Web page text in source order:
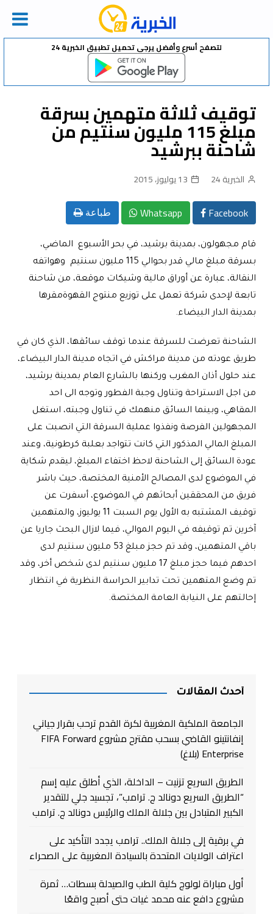
Skip
لتصفح أسرع وأفضل يرجى تحميل تطبيق الخبرية 24
توقيف ثلاثة متهمين بسرقة
مبلغ 115 مليون سنتيم من
شاحنة ببرشيد
الخبرية 24 13 يوليوز، 2015
Facebook
Whatsapp طباعة
قام مجهولون، بمدينة برشيد، في بحر الأسبوع الماضي،
بسرقة مبلغ مالي قدر بحوالي 115 مليون سنتيم وهواتفه
النقالة، عبارة عن أوراق مالية وشيكات موقعة، من شاحنة
تابعة لإحدى شركة تعمل على توزيع منتوج القهوةمقرها
بمدينة الدار البيضاء.
الشاحنة تعرضت للسرقة عندما توقف سائقها، الذي كان في
طريق عودته من مدينة مراكش في اتجاه مدينة الدار البيضاء،
عند حلول أذان المغرب وركنها بالشارع العام بمدينة برشيد،
من اجل الاستراحة وتناول وجبة الفطور وتوجه الى احد
المقاهي، وبينما السائق منهمك في تناول وجبته، استغل
المجهولين الفرصة ونفذوا عملية السرقة التي انصبت على
المبلغ المالي المذكور التي كانت تتواجد بعلبة كرطونية، وعند
عودة السائق إلى الشاحنة لاحظ اختفاء المبلغ، ليقدم شكاية
في الموضوع لدى المصالح الأمنية المختصة، حيث باشر
فريق من المحققين أبحاثهم في الموضوع، أسفرت عن
توقيف المشتبه به الأول يوم السبت 11 يوليوز، والمتهمين
آخرين تم توقيفه في اليوم الموالي، فيما لازال البحث جاريا عن
باقي المتهمين، وقد تم حجز مبلغ 53 مليون سنتيم لدى
احدهم فيما حجز مبلغ 17 مليون سنتيم لدى شخص أخر، وقد
تم وضع المتهمين تحت تدابير الحراسة النظرية في انتظار
إحالتهم على النيابة العامة المختصة.
أحدث المقالات
الجامعة الملكية المغربية لكرة القدم ترحب بقرار جياني
إنفانتينو القاضي بسحب مقترح مشروع FIFA Forward
Enterprise (بلاغ)
الطريق السريع تزنيت – الداخلة، الذي أطلق عليه إسم
“الطريق السريع دونالد ج. ترامب”، تجسيد جلي للتقدير
الكبير المتبادل بين جلالة الملك والرئيس دونالد ج. ترامب
في برقية إلى جلالة الملك.. ترامب يجدد التأكيد على
اعتراف الولايات المتحدة بالسيادة المغربية على الصحراء
أول مباراة لولوج كلية الطب والصيدلة بسطات… ثمرة
مشروع دافع عنه محمد غيات حتى أصبح واقعًا